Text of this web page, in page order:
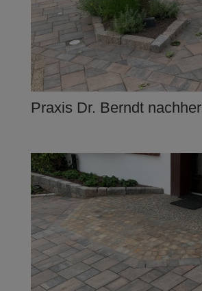
Praxis Dr. Berndt nachher